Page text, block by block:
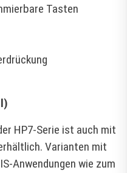
Tasten
HP7-Serie ist auch mit
Varianten mit
Anwendungen wie zum